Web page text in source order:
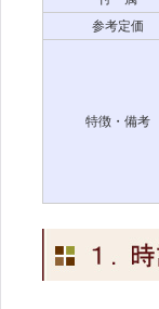
参考定価
特徴・備考